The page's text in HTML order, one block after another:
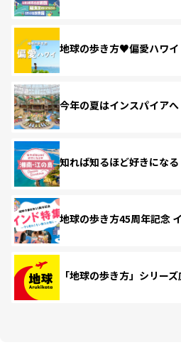
地球の歩き方♥偏愛ハワイ
今年の夏はインスパイアへ
知れば知るほど好きにな
地球の歩き方45周年記念
「地球の歩き方」シリー